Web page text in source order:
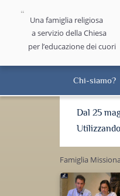
Una famiglia religiosa
a servizio della Chiesa
per l’educazione dei cuori
Chi-siamo?
Dal 25
Famiglia